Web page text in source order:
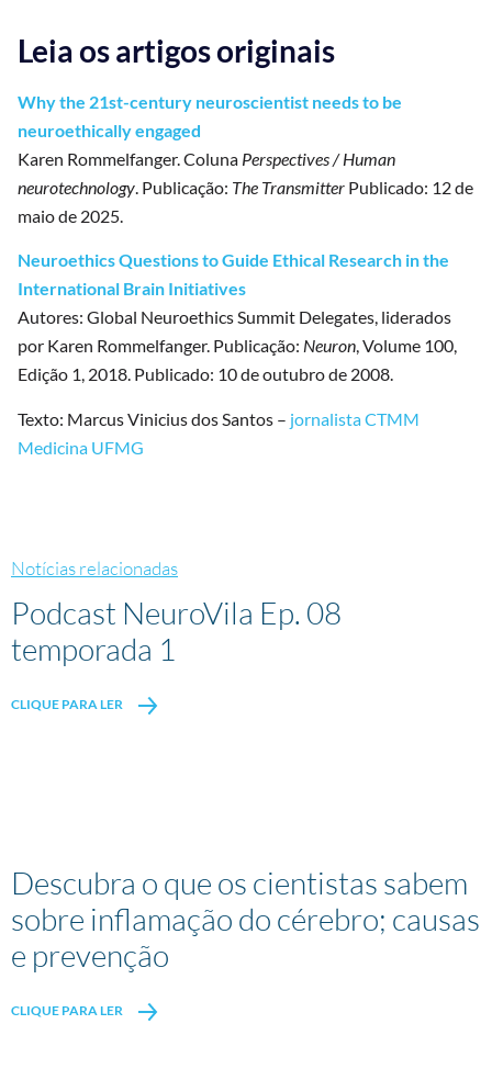
Leia os artigos originais
Why the 21st-century neuroscientist needs to be
neuroethically engaged
Karen Rommelfanger. Coluna Perspectives / Human
neurotechnology. Publicação: The Transmitter Publicado: 12 de
maio de 2025.
Neuroethics Questions to Guide Ethical Research in the
International Brain Initiatives
Autores: Global Neuroethics Summit Delegates, liderados
por Karen Rommelfanger. Publicação: Neuron, Volume 100,
Edição 1, 2018. Publicado: 10 de outubro de 2008.
Texto: Marcus Vinicius dos Santos – jornalista CTMM
Medicina UFMG
Notícias relacionadas
Podcast NeuroVila Ep. 08
temporada 1
CLIQUE PARA LER
Descubra o que os cientistas sabem
sobre inflamação do cérebro; causas
e prevenção
CLIQUE PARA LER